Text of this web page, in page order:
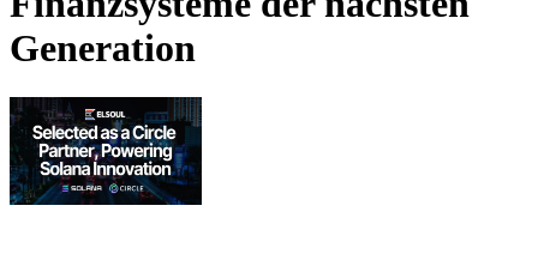
Generation